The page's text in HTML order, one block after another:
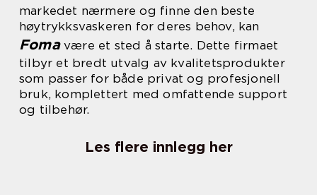
markedet nærmere og finne den beste
høytrykksvaskeren for deres behov, kan
Foma være et sted å starte. Dette firmaet
tilbyr et bredt utvalg av kvalitetsprodukter
som passer for både privat og profesjonell
bruk, komplettert med omfattende support
og tilbehør.
Les flere innlegg her